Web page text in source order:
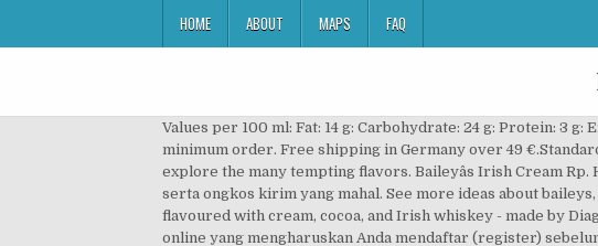
HOME ABOUT MAPS FAQ
Values per 100 ml: Fat: 14 g: Carbohydrate: 24 g: Protein: 3 g: Energy: 1345 kJ (327 kcal) Additional Information. Standard delivery 1 weekOnly ships to PolandNo minimum order. Free shipping in Germany over 49 €.Standard delivery 1 weekNo minimum order. Learn more about our history, find delicious drink recipes and explore the many tempting flavors. Baileyâs Irish Cream Rp. Hal ini meminimalisir Baileys Irish Cream yang lebih lama sampainya atau resiko rusak yang tinggi serta ongkos kirim yang mahal. See more ideas about baileys, baileys holiday, baileys cocktails. Baileys Irish Cream is an Irish cream liqueur - an alcoholic beverage flavoured with cream, cocoa, and Irish whiskey - made by Diageo at Nangor Road, in Dublin, Republic of Ireland and in Mallusk, Northern Ireland. Tidak sedikit toko online yang mengharuskan Anda mendaftar (register) sebelum berbelanja disana. Saat ini Anda bisa mengunjungi situs pembanding harga seperti hargano.com yang dapat membantu Anda mendapatkan harga Baileys Irish Cream terbaik. Beberapa tips berbelanja online berikut bisa Anda gunakan saat ingin berbelanja Baileys Irish Cream secara online dengan aman atau ketika Anda pertama kali berbelanja online. Espresso Creme is a delicious and versatile Irish cream liqueur made to drink straight or mixed 440,000. ; Cari barangan untuk dijual, di jual atau bidaan dari penjual/pembekal kita. Baileys The Original Irish Cream is an iconic blend of fresh Irish cream, selected spirits and Irish Whiskey. Namun Anda bisa meminta penjual melakukan packing Baileys Irish Cream lebih rapi dan kuat jika perlu dilengkapi asuransi. seperti di website Kami yang menggunakan https://hargano.com, atau toko online terpercaya https://bukalapak.com , https://tokopedia.com. [See more], Free local deliveryStandard delivery same dayOnly ships to Switzerland. -baileys-salted-caramel-1 Liter- -original-100, Jardin Syrup Rose 750ml Premium Flavoured, Jardin Syrup Cherry Blossom 750ml Premium, Jardin Syrup Strawberry 750ml Premium Flavoured, Jardin Syrup Tiramisu 750ml Premium Flavoured, Jardin Syrup Blueberry 750ml Premium Flavoured, Jardin Syrup Cola 750ml Premium Flavoured, Jardin Syrup Vanilla 750ml Premium Flavoured, Jardin Syrup Mango 750ml Premium Flavoured, Jardin Syrup Salted Caramel 750ml Premium, Daftar Harga Baileys Irish Cream Desember 2020. Delicious! Pastikan juga jumlah uang yang dikirimkan pas dan sesuai dengan persetujuan. Baileys Irish Cream Minuman Alkohol [750mL] merupakan produk minuman beralkohol dengan rasa yang khas dan unik, di anjurkan penyimpanan di tempat yang kering dan sejuk. Colour & Appearance: Coffee & cream colour. Selain mengantisipasi penipuan juga mencegah Anda kirim uang. Namun bagi yang belum mempunyai budget atau anggaran memadai Anda bisa membeli produk Baileys Irish Cream kw yang memiliki kualitas hampir sama dengan Baileys Irish Cream ori. Aroma & Taste: Aromas of fresh coffee, hazelnut and chocolate. Harga Tertera adalah harga satuan ( Eceran / btl ) NB : Foto 4 & 5 merupakan perbandingan ukuran 750mL dengan 1 Liter. This overlaps with its many other liqueur categories as very few liqueurs will just have cream as the key flavoring agent. Pembeli mengirim uang terlebih dahulu ke pihak ketiga, kemudian pihak ketiga menginformasikan kepada penjual bahwa uang sudah berada di pihak ketiga. Anda dapat juga membeli Baileys Irish Cream terbaik dan teliti dalam memilih Baileys Irish Cream asli / palsu. Wine-Searcher's historical data and benchmark analysis provides trustworthy and valuable insights into likely market trends. Ada pula fitur perbandingan harga yang bisa Anda gunakan untuk menentukan harga Baileys Irish Cream terbaik pilihan Anda yang sesuai dengan anggaran dan kebutuhan. Pengiriman cepat